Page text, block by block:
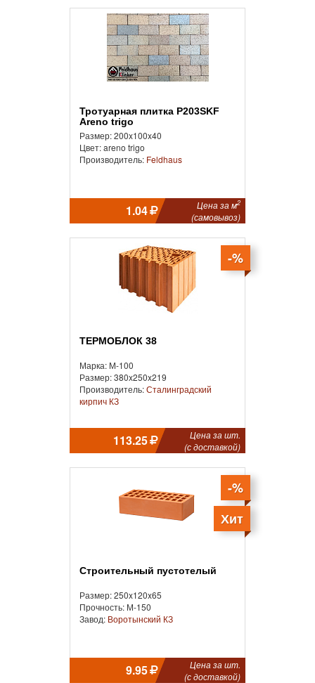
Тротуарная плитка P203SKF
Areno trigo
Размер: 200x100x40
Цвет: areno trigo
Производитель: Feldhaus
1.04 Цена за м2
(самовывоз)
-%
ТЕРМОБЛОК 38
Марка: М-100
Размер: 380x250x219
Производитель:Сталинградский
кирпич КЗ
113.25
Цена за шт.
(с доставкой)
-%
Хит
Строительный пустотелый
Размер: 250x120x65
Прочность: М-150
Завод: Воротынский КЗ
9.95
Цена за шт.
(с доставкой)